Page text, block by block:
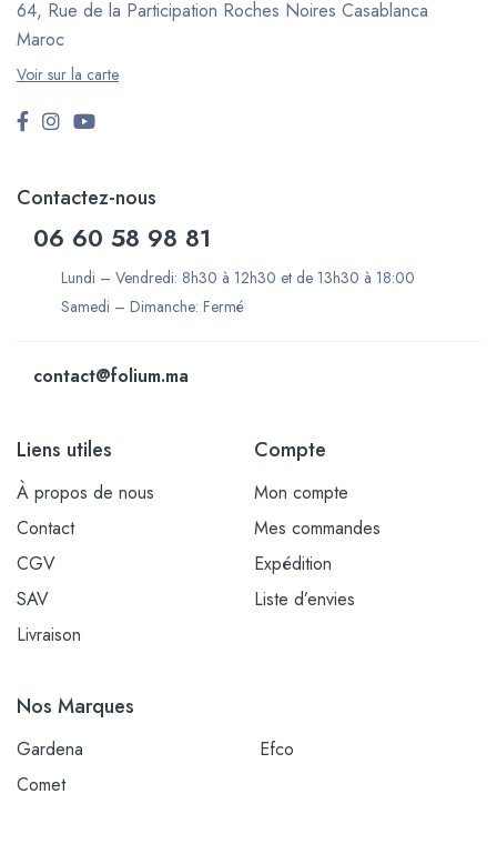
64, Rue de la Participation Roches Noires Casablanca
Maroc
Voir sur la carte
Contactez-nous
06 60 58 98 81
Lundi – Vendredi: 8h30 à 12h30 et de 13h30 à 18:00
Samedi – Dimanche: Fermé
contact@folium.ma
Liens utiles
À propos de nous
Contact
CGV
SAV
Livraison
Compte
Mon compte
Mes commandes
Expédition
Liste d’envies
Nos Marques
Gardena
Efco
Comet